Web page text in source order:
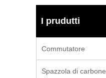
I prudutti
Commutatore
Spazzola di carbone